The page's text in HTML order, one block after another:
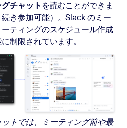
チャット を読むことができま
き参加可能）。Slack のミー
ティングのスケジュール作成
制限されています。
トでは、ミーティング前や最